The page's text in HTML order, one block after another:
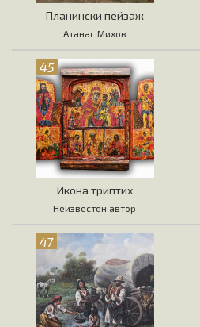
Планински пейзаж
Атанас Михов
45
Икона триптих
Неизвестен автор
47